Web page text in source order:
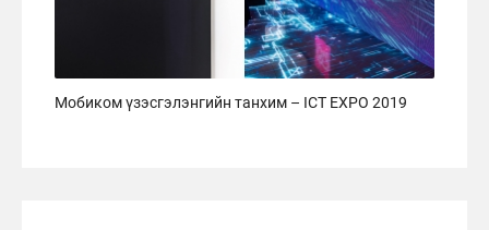
Мобиком үзэсгэлэнгийн танхим – ICT EXPO 2019